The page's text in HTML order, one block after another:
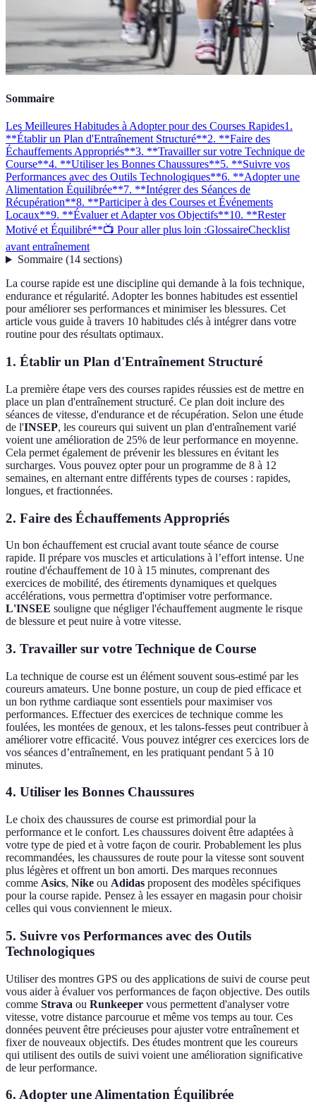
Sommaire
Les Meilleures Habitudes à Adopter pour des Courses Rapides1.
**Établir un Plan d'Entraînement Structuré**2. **Faire des
Échauffements Appropriés**3. **Travailler sur votre Technique de
Course**4. **Utiliser les Bonnes Chaussures**5. **Suivre vos
Performances avec des Outils Technologiques**6. **Adopter une
Alimentation Équilibrée**7. **Intégrer des Séances de
Récupération**8. **Participer à des Courses et Événements
Locaux**9. **Évaluer et Adapter vos Objectifs**10. **Rester
Motivé et Équilibré**📺 Pour aller plus loin :GlossaireChecklist
avant entraînement
Sommaire(14 sections)
La course rapide est une discipline qui demande à la fois technique,
endurance et régularité. Adopter les bonnes habitudes est essentiel
pour améliorer ses performances et minimiser les blessures. Cet
article vous guide à travers 10 habitudes clés à intégrer dans votre
routine pour des résultats optimaux.
1. Établir un Plan d'Entraînement Structuré
La première étape vers des courses rapides réussies est de mettre en
place un plan d'entraînement structuré. Ce plan doit inclure des
séances de vitesse, d'endurance et de récupération. Selon une étude
de l'INSEP, les coureurs qui suivent un plan d'entraînement varié
voient une amélioration de 25% de leur performance en moyenne.
Cela permet également de prévenir les blessures en évitant les
surcharges. Vous pouvez opter pour un programme de 8 à 12
semaines, en alternant entre différents types de courses : rapides,
longues, et fractionnées.
2. Faire des Échauffements Appropriés
Un bon échauffement est crucial avant toute séance de course
rapide. Il prépare vos muscles et articulations à l’effort intense. Une
routine d'échauffement de 10 à 15 minutes, comprenant des
exercices de mobilité, des étirements dynamiques et quelques
accélérations, vous permettra d'optimiser votre performance.
L'INSEE souligne que négliger l'échauffement augmente le risque
de blessure et peut nuire à votre vitesse.
3. Travailler sur votre Technique de Course
La technique de course est un élément souvent sous-estimé par les
coureurs amateurs. Une bonne posture, un coup de pied efficace et
un bon rythme cardiaque sont essentiels pour maximiser vos
performances. Effectuer des exercices de technique comme les
foulées, les montées de genoux, et les talons-fesses peut contribuer à
améliorer votre efficacité. Vous pouvez intégrer ces exercices lors de
vos séances d’entraînement, en les pratiquant pendant 5 à 10
minutes.
4. Utiliser les Bonnes Chaussures
Le choix des chaussures de course est primordial pour la
performance et le confort. Les chaussures doivent être adaptées à
votre type de pied et à votre façon de courir. Probablement les plus
recommandées, les chaussures de route pour la vitesse sont souvent
plus légères et offrent un bon amorti. Des marques reconnues
comme Asics, Nike ou Adidas proposent des modèles spécifiques
pour la course rapide. Pensez à les essayer en magasin pour choisir
celles qui vous conviennent le mieux.
5. Suivre vos Performances avec des Outils
Technologiques
Utiliser des montres GPS ou des applications de suivi de course peut
vous aider à évaluer vos performances de façon objective. Des outils
comme Strava ou Runkeeper vous permettent d'analyser votre
vitesse, votre distance parcourue et même vos temps au tour. Ces
données peuvent être précieuses pour ajuster votre entraînement et
fixer de nouveaux objectifs. Des études montrent que les coureurs
qui utilisent des outils de suivi voient une amélioration significative
de leur performance.
6. Adopter une Alimentation Équilibrée